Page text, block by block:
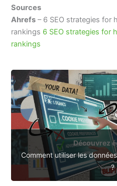
Sources
Ahrefs – 6 SEO strategies for
rankings 6 SEO strategies for
rankings
Découvrez
Comment utiliser les
?